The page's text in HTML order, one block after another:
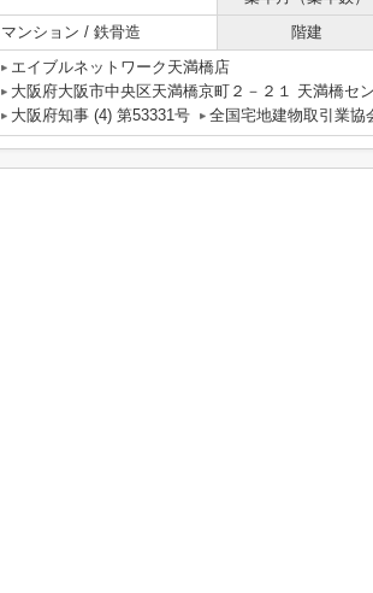
マンション / 鉄骨造 階建
エイブルネットワーク天満橋店
大阪府大阪市中央区天満橋京町２－２１ 天満橋セ
大阪府知事 (4) 第53331号
全国宅地建物取引業協